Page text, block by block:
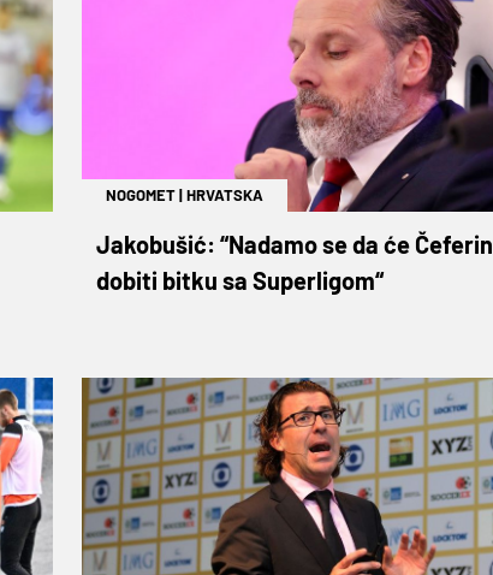
NOGOMET|HRVATSKA
Jakobušić: “Nadamo se da će Čeferin
dobiti bitku sa Superligom“